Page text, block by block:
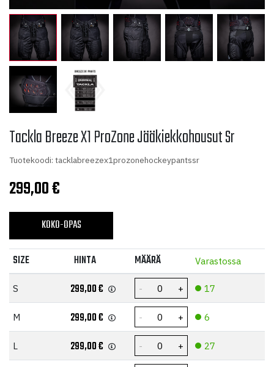
Tackla Breeze X1 ProZone Jääkiekkohousut Sr
Tuotekoodi: tacklabreezex1prozonehockeypantssr
299,00€
KOKO-OPAS
SIZE HINTA MÄÄRÄ Varastossa
S 299,00€ 17
M 299,00€ 6
L 299,00€ 27